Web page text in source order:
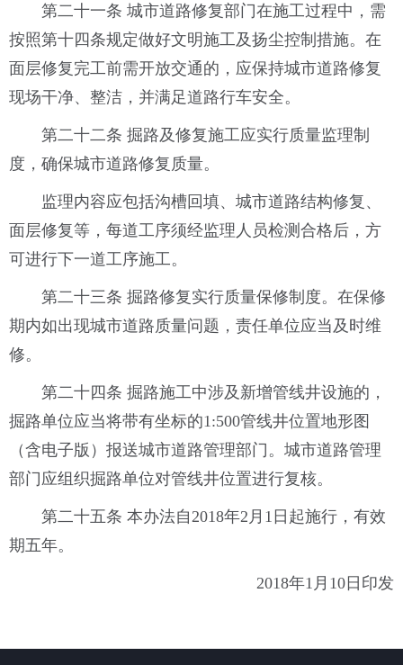
第二十一条 城市道路修复部门在施工过程中，需
按照第十四条规定做好文明施工及扬尘控制措施。在
面层修复完工前需开放交通的，应保持城市道路修复
现场干净、整洁，并满足道路行车安全。
第二十二条 掘路及修复施工应实行质量监理制
度，确保城市道路修复质量。
监理内容应包括沟槽回填、城市道路结构修复、
面层修复等，每道工序须经监理人员检测合格后，方
可进行下一道工序施工。
第二十三条 掘路修复实行质量保修制度。在保修
期内如出现城市道路质量问题，责任单位应当及时维
修。
第二十四条 掘路施工中涉及新增管线井设施的，
掘路单位应当将带有坐标的1:500管线井位置地形图
（含电子版）报送城市道路管理部门。城市道路管理
部门应组织掘路单位对管线井位置进行复核。
第二十五条 本办法自2018年2月1日起施行，有效
期五年。
2018年1月10日印发